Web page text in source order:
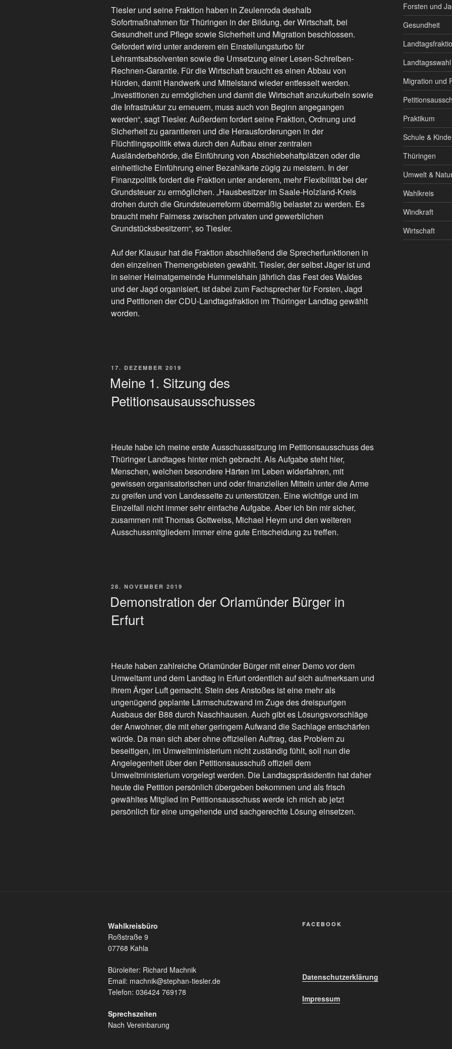
Tiesler und seine Fraktion haben in Zeulenroda deshalb
Sofortmaßnahmen für Thüringen in der Bildung, der Wirtschaft, bei
Gesundheit und Pflege sowie Sicherheit und Migration beschlossen.
Gefordert wird unter anderem ein Einstellungsturbo für
Lehramtsabsolventen sowie die Umsetzung einer Lesen-Schreiben-
Rechnen-Garantie. Für die Wirtschaft braucht es einen Abbau von
Hürden, damit Handwerk und Mittelstand wieder entfesselt werden.
„Investitionen zu ermöglichen und damit die Wirtschaft anzukurbeln sowie
die Infrastruktur zu erneuern, muss auch von Beginn angegangen
werden“, sagt Tiesler. Außerdem fordert seine Fraktion, Ordnung und
Sicherheit zu garantieren und die Herausforderungen in der
Flüchtlingspolitik etwa durch den Aufbau einer zentralen
Ausländerbehörde, die Einführung von Abschiebehaftplätzen oder die
einheitliche Einführung einer Bezahlkarte zügig zu meistern. In der
Finanzpolitik fordert die Fraktion unter anderem, mehr Flexibilität bei der
Grundsteuer zu ermöglichen. „Hausbesitzer im Saale-Holzland-Kreis
drohen durch die Grundsteuerreform übermäßig belastet zu werden. Es
braucht mehr Fairness zwischen privaten und gewerblichen
Grundstücksbesitzern“, so Tiesler.
Auf der Klausur hat die Fraktion abschließend die Sprecherfunktionen in
den einzelnen Themengebieten gewählt. Tiesler, der selbst Jäger ist und
in seiner Heimatgemeinde Hummelshain jährlich das Fest des Waldes
und der Jagd organisiert, ist dabei zum Fachsprecher für Forsten, Jagd
und Petitionen der CDU-Landtagsfraktion im Thüringer Landtag gewählt
worden.
VERÖFFENTLICHT
17. DEZEMBER 2019
Meine 1. Sitzung des
Petitionsausausschusses
Heute habe ich meine erste Ausschusssitzung im Petitionsausschuss des
Thüringer Landtages hinter mich gebracht. Als Aufgabe steht hier,
Menschen, welchen besondere Härten im Leben widerfahren, mit
gewissen organisatorischen und oder finanziellen Mitteln unter die Arme
zu greifen und von Landesseite zu unterstützen. Eine wichtige und im
Einzelfall nicht immer sehr einfache Aufgabe. Aber ich bin mir sicher,
zusammen mit Thomas Gottweiss, Michael Heym und den weiteren
Ausschussmitgliedern immer eine gute Entscheidung zu treffen.
VERÖFFENTLICHT
28. NOVEMBER 2019
Demonstration der Orlamünder Bürger in
Erfurt
Heute haben zahlreiche Orlamünder Bürger mit einer Demo vor dem
Umweltamt und dem Landtag in Erfurt ordentlich auf sich aufmerksam und
ihrem Ärger Luft gemacht. Stein des Anstoßes ist eine mehr als
ungenügend geplante Lärmschutzwand im Zuge des dreispurigen
Ausbaus der B88 durch Naschhausen. Auch gibt es Lösungsvorschläge
der Anwohner, die mit eher geringem Aufwand die Sachlage entschärfen
würde. Da man sich aber ohne offiziellen Auftrag, das Problem zu
beseitigen, im Umweltministerium nicht zuständig fühlt, soll nun die
Angelegenheit über den Petitionsausschuß offiziell dem
Umweltministerium vorgelegt werden. Die Landtagspräsidentin hat daher
heute die Petition persönlich übergeben bekommen und als frisch
gewähltes Mitglied im Petitionsausschuss werde ich mich ab jetzt
persönlich für eine umgehende und sachgerechte Lösung einsetzen.
Forsten und
Gesundheit
Migration und
Praktikum
Schule &
Thüringen
Umwelt &
Wahlkreis
Windkraft
Wirtschaft
Wahlkreisbüro
Roßstraße 9
07768 Kahla
Büroleiter: Richard Machnik
Email: machnik@stephan-tiesler.de
Telefon: 036424 769178
Sprechszeiten
Nach Vereinbarung
FACEBOOK
Datenschutzerklärung
Impressum